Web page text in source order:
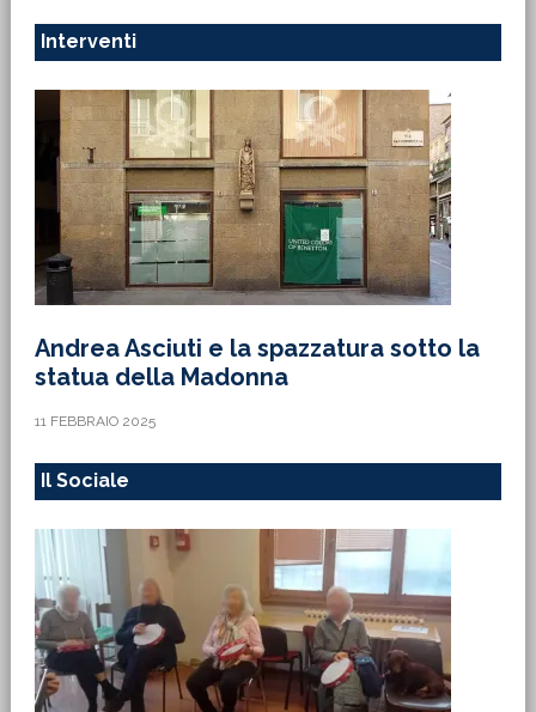
Interventi
Andrea Asciuti e la spazzatura sotto la
statua della Madonna
11 FEBBRAIO 2025
Il Sociale